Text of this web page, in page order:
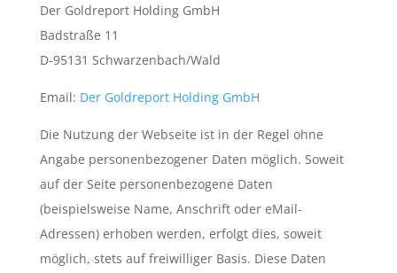
Der Goldreport Holding GmbH
Badstraße 11
D-95131 Schwarzenbach/Wald
Email: Der Goldreport Holding GmbH
Die Nutzung der Webseite ist in der Regel ohne
Angabe personenbezogener Daten möglich. Soweit
auf der Seite personenbezogene Daten
(beispielsweise Name, Anschrift oder eMail-
Adressen) erhoben werden, erfolgt dies, soweit
möglich, stets auf freiwilliger Basis. Diese Daten